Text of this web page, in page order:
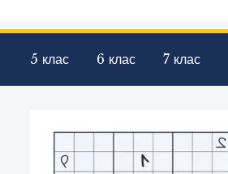
5 клас 6 клас 7 клас